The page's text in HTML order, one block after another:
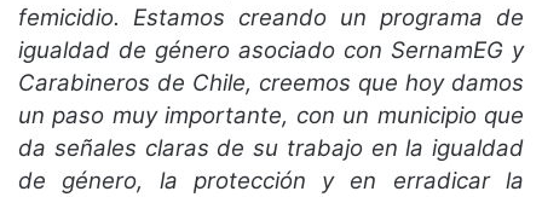
femicidio. Estamos creando un programa de
igualdad de género asociado con SernamEG y
Carabineros de Chile, creemos que hoy damos
un paso muy importante, con un municipio que
da señales claras de su trabajo en la igualdad
de género, la protección y en erradicar la